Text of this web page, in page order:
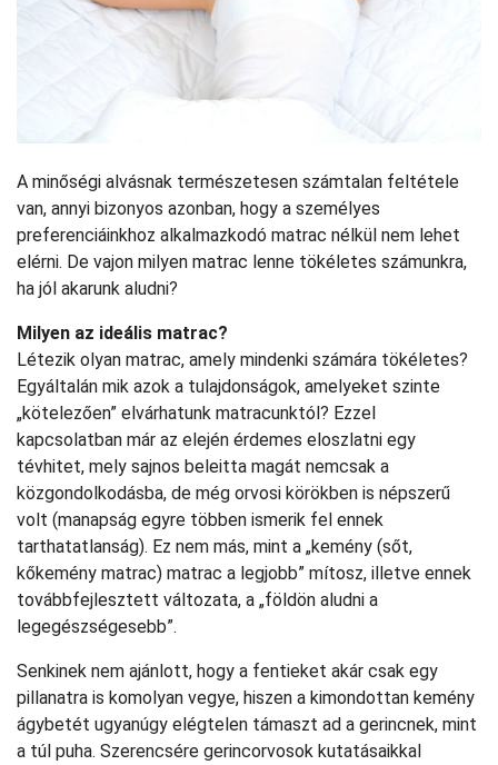
A minőségi alvásnak természetesen számtalan feltétele
van, annyi bizonyos azonban, hogy a személyes
preferenciáinkhoz alkalmazkodó matrac nélkül nem lehet
elérni. De vajon milyen matrac lenne tökéletes számunkra,
ha jól akarunk aludni?
Milyen az ideális matrac?
Létezik olyan matrac, amely mindenki számára tökéletes?
Egyáltalán mik azok a tulajdonságok, amelyeket szinte
„kötelezően” elvárhatunk matracunktól? Ezzel
kapcsolatban már az elején érdemes eloszlatni egy
tévhitet, mely sajnos beleitta magát nemcsak a
közgondolkodásba, de még orvosi körökben is népszerű
volt (manapság egyre többen ismerik fel ennek
tarthatatlanság). Ez nem más, mint a „kemény (sőt,
kőkemény matrac) matrac a legjobb” mítosz, illetve ennek
továbbfejlesztett változata, a „földön aludni a
legegészségesebb”.
Senkinek nem ajánlott, hogy a fentieket akár csak egy
pillanatra is komolyan vegye, hiszen a kimondottan kemény
ágybetét ugyanúgy elégtelen támaszt ad a gerincnek, mint
a túl puha. Szerencsére gerincorvosok kutatásaikkal